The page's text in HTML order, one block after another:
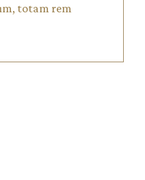
totam rem